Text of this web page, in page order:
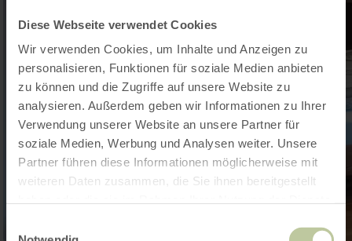
Diese Webseite verwendet Cookies
Wir verwenden Cookies, um Inhalte und Anzeigen zu
personalisieren, Funktionen für soziale Medien anbieten
zu können und die Zugriffe auf unsere Website zu
analysieren. Außerdem geben wir Informationen zu Ihrer
Verwendung unserer Website an unsere Partner für
soziale Medien, Werbung und Analysen weiter. Unsere
Partner führen diese Informationen möglicherweise mit
weiteren Daten zusammen, die Sie ihnen bereitgestellt